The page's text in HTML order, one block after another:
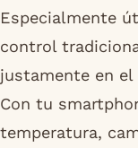
Especialmente
control
justamente en el
Con tu
temperatura,